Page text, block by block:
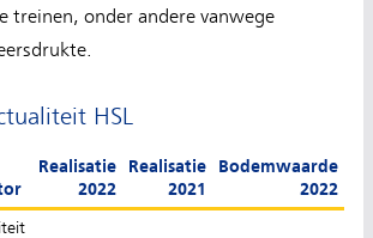
treinen, onder andere vanwege
HSL
Realisatie
2022
Realisatie
2021
Bodemwaarde
2022